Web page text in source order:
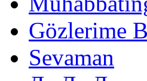
Gözlerime
Sevaman